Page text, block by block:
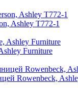
Ashley T772-1
Furniture
Rowenbeck,